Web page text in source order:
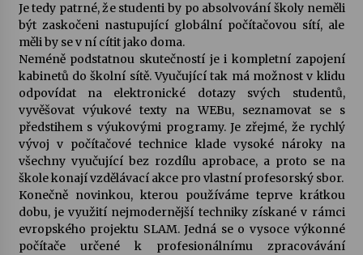
Je tedy patrné, že studenti by po absolvování školy neměli
být zaskočeni nastupující globální počítačovou sítí, ale
měli by se v ní cítit jako doma.
Neméně podstatnou skutečností je i kompletní zapojení
kabinetů do školní sítě. Vyučující tak má možnost v klidu
odpovídat na elektronické dotazy svých studentů,
vyvěšovat výukové texty na WEBu, seznamovat se s
předstihem s výukovými programy. Je zřejmé, že rychlý
vývoj v počítačové technice klade vysoké nároky na
všechny vyučující bez rozdílu aprobace, a proto se na
škole konají vzdělávací akce pro vlastní profesorský sbor.
Konečně novinkou, kterou používáme teprve krátkou
dobu, je využití nejmodernější techniky získané v rámci
evropského projektu SLAM. Jedná se o vysoce výkonné
počítače určené k profesionálnímu zpracovávání